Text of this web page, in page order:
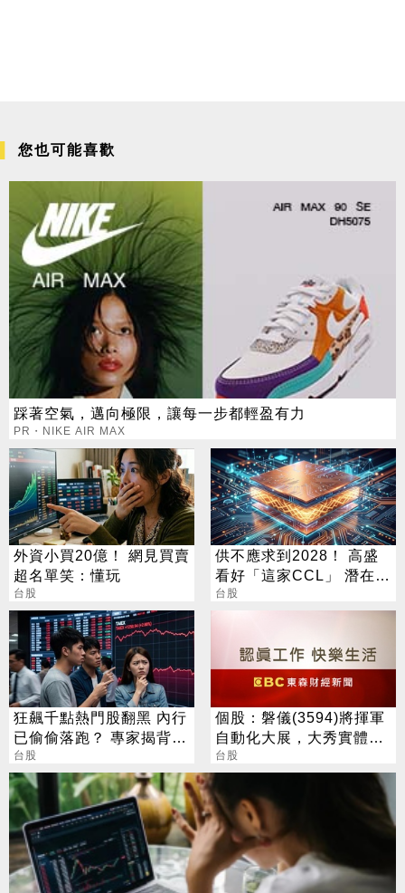
您也可能喜歡
踩著空氣，邁向極限，讓每一步都輕盈有力
PR・NIKE AIR MAX
外資小買20億！ 網見買賣
超名單笑：懂玩
台股
供不應求到2028！ 高盛
看好「這家CCL」 潛在漲
幅171%
台股
狂飆千點熱門股翻黑 內行
已偷偷落跑？ 專家揭背後
警訊
台股
個股：磐儀(3594)將揮軍
自動化大展，大秀實體AI/
邊緣運算/機器人肌肉
台股